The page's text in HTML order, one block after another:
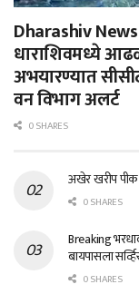
Dharashiv News
धाराशिवमध्ये
अभयारण्यात
वन विभाग अलर्ट
0 SHARES
अखेर खरीप
0 SHARES
Breaking भरधाव
बायपासला
0 SHARES